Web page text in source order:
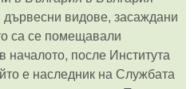
дървесни видове, засаждани
са се помещавали
началото, после Института
е наследник на Службата